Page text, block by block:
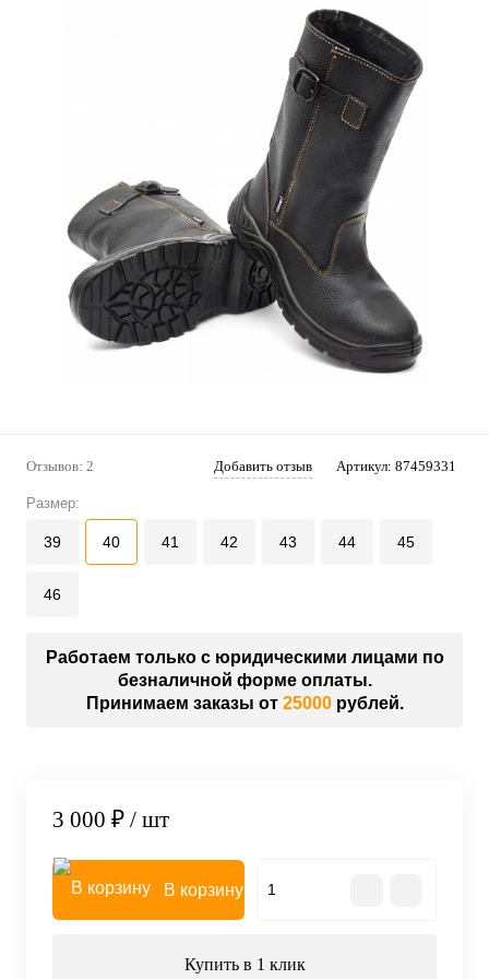
Отзывов: 2 Добавить отзыв Артикул: 87459331
Размер:
39 40 41 42 43 44 45
46
Работаем только с юридическими лицами по
безналичной форме оплаты.
Принимаем заказы от 25000рублей.
3 000 ₽ / шт
В корзину
Купить в 1 клик